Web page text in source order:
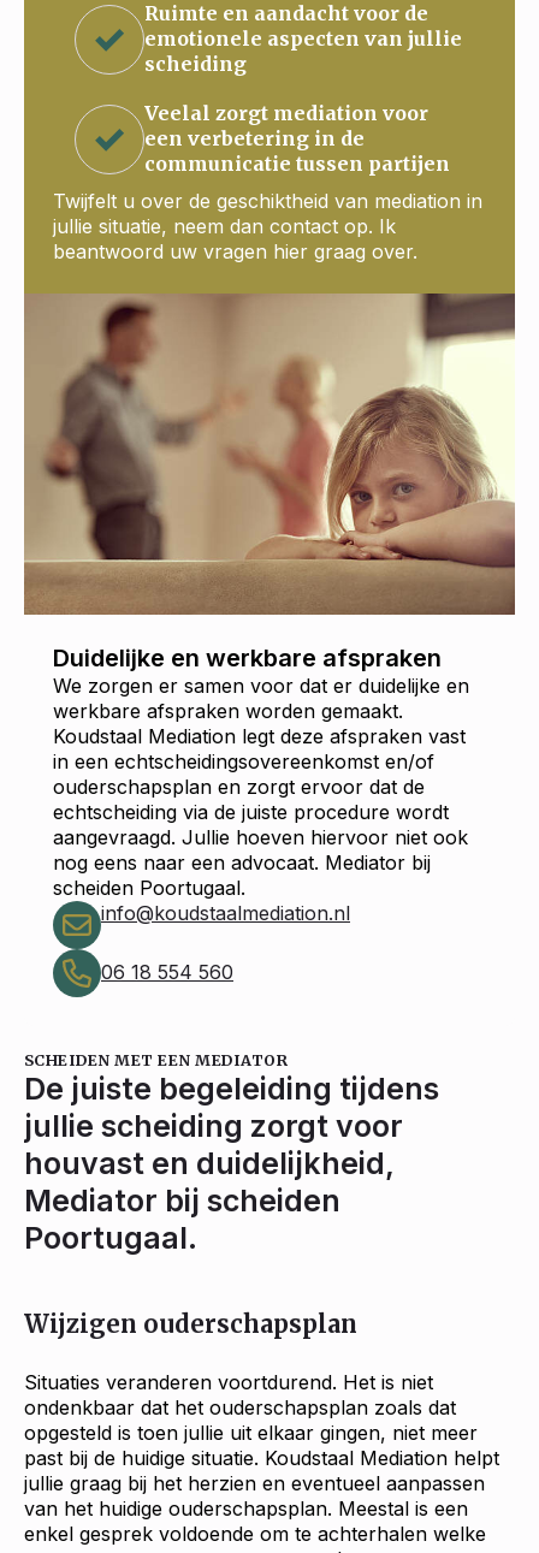
Ruimte en aandacht voor de
emotionele aspecten van jullie
scheiding
Veelal zorgt mediation voor
een verbetering in de
communicatie tussen partijen
Twijfelt u over de geschiktheid van mediation in
jullie situatie, neem dan contact op. Ik
beantwoord uw vragen hier graag over.
Duidelijke en werkbare afspraken
We zorgen er samen voor dat er duidelijke en
werkbare afspraken worden gemaakt.
Koudstaal Mediation legt deze afspraken vast
in een echtscheidingsovereenkomst en/of
ouderschapsplan en zorgt ervoor dat de
echtscheiding via de juiste procedure wordt
aangevraagd. Jullie hoeven hiervoor niet ook
nog eens naar een advocaat. Mediator bij
scheiden Poortugaal.
info@koudstaalmediation.nl
06 18 554 560
SCHEIDEN MET EEN MEDIATOR
De juiste begeleiding tijdens
jullie scheiding zorgt voor
houvast en duidelijkheid,
Mediator bij scheiden
Poortugaal.
Wijzigen ouderschapsplan
Situaties veranderen voortdurend. Het is niet
ondenkbaar dat het ouderschapsplan zoals dat
opgesteld is toen jullie uit elkaar gingen, niet meer
past bij de huidige situatie. Koudstaal Mediation helpt
jullie graag bij het herzien en eventueel aanpassen
van het huidige ouderschapsplan. Meestal is een
enkel gesprek voldoende om te achterhalen welke